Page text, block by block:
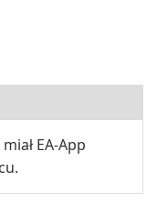
miał EA-App